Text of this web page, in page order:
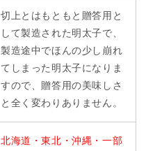
切上とはもともと贈答用と
して製造された明太子で、
製造途中でほんの少し崩れ
てしまった明太子になりま
すので、贈答用の美味しさ
と全く変わりありません。
北海道・東北・沖縄・一部